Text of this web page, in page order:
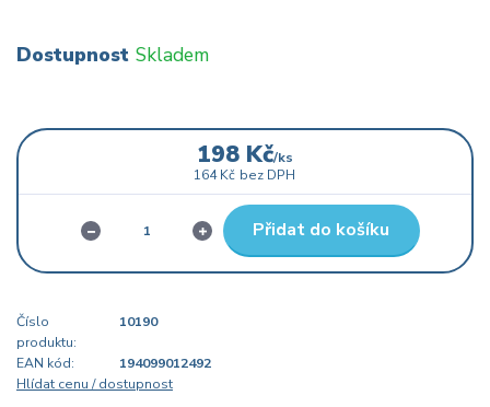
Dostupnost Skladem
198 Kč/ks
164 Kč bez DPH
Přidat do košíku
Číslo
produktu:
10190
EAN kód:
194099012492
Hlídat cenu / dostupnost